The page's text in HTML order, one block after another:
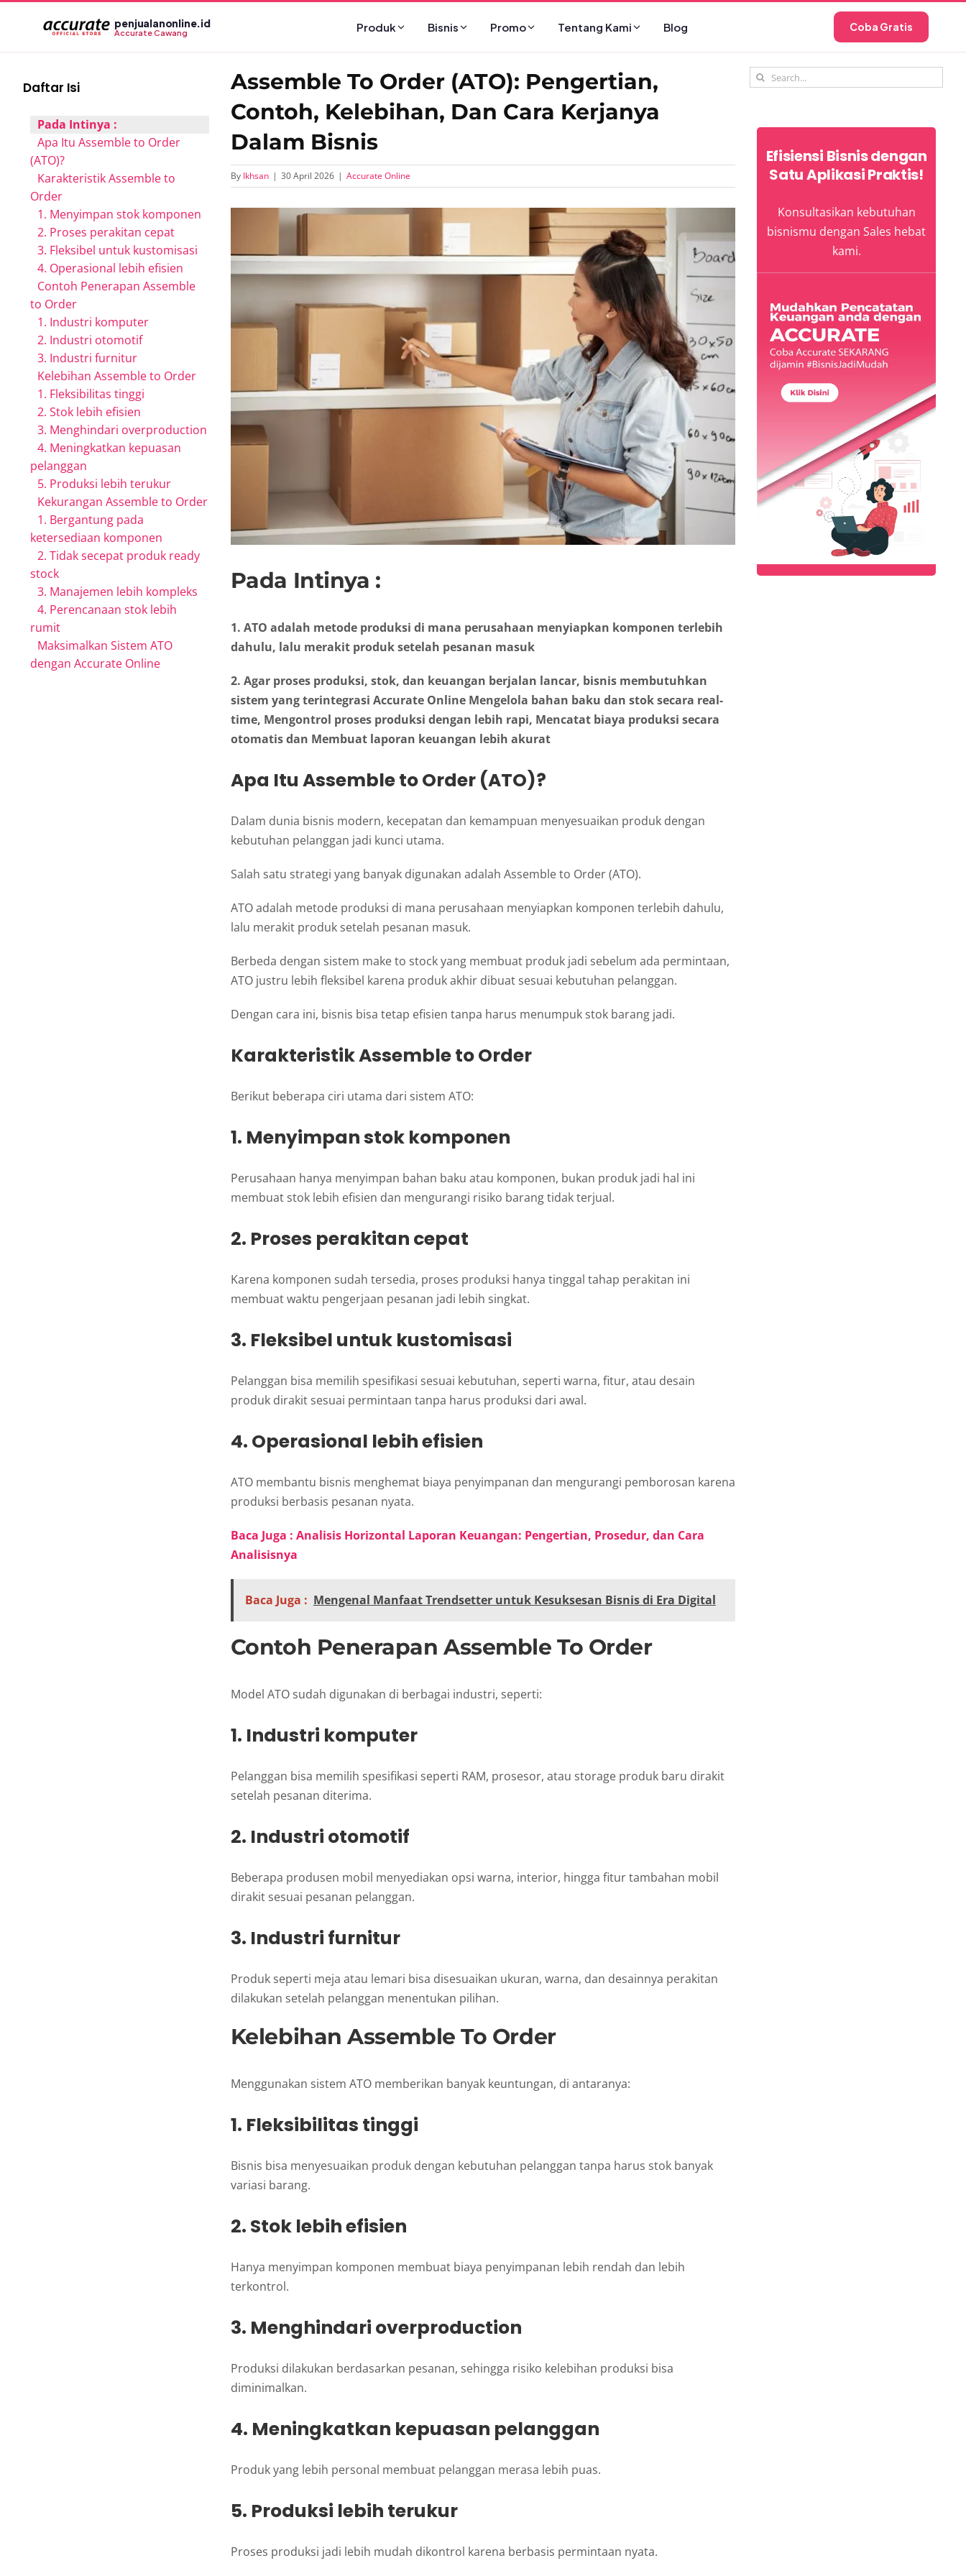
penjualanonline.id
Accurate Cawang Produk Bisnis Promo Tentang Kami Blog Coba Gratis
Assemble To Order (ATO): Pengertian,
Contoh, Kelebihan, Dan Cara Kerjanya
Dalam Bisnis
By Ikhsan | 30 April 2026 | Accurate Online
Image
Pada Intinya :
1. ATO adalah metode produksi di mana perusahaan menyiapkan komponen terlebih
dahulu, lalu merakit produk setelah pesanan masuk
2. Agar proses produksi, stok, dan keuangan berjalan lancar, bisnis membutuhkan
sistem yang terintegrasi Accurate Online Mengelola bahan baku dan stok secara real-
time, Mengontrol proses produksi dengan lebih rapi, Mencatat biaya produksi secara
otomatis dan Membuat laporan keuangan lebih akurat
Apa Itu Assemble to Order (ATO)?
Dalam dunia bisnis modern, kecepatan dan kemampuan menyesuaikan produk dengan
kebutuhan pelanggan jadi kunci utama.
Salah satu strategi yang banyak digunakan adalah Assemble to Order (ATO).
ATO adalah metode produksi di mana perusahaan menyiapkan komponen terlebih dahulu,
lalu merakit produk setelah pesanan masuk.
Berbeda dengan sistem make to stock yang membuat produk jadi sebelum ada permintaan,
ATO justru lebih fleksibel karena produk akhir dibuat sesuai kebutuhan pelanggan.
Dengan cara ini, bisnis bisa tetap efisien tanpa harus menumpuk stok barang jadi.
Karakteristik Assemble to Order
Berikut beberapa ciri utama dari sistem ATO:
1. Menyimpan stok komponen
Perusahaan hanya menyimpan bahan baku atau komponen, bukan produk jadi hal ini
membuat stok lebih efisien dan mengurangi risiko barang tidak terjual.
2. Proses perakitan cepat
Karena komponen sudah tersedia, proses produksi hanya tinggal tahap perakitan ini
membuat waktu pengerjaan pesanan jadi lebih singkat.
3. Fleksibel untuk kustomisasi
Pelanggan bisa memilih spesifikasi sesuai kebutuhan, seperti warna, fitur, atau desain
produk dirakit sesuai permintaan tanpa harus produksi dari awal.
4. Operasional lebih efisien
ATO membantu bisnis menghemat biaya penyimpanan dan mengurangi pemborosan karena
produksi berbasis pesanan nyata.
Baca Juga : Analisis Horizontal Laporan Keuangan: Pengertian, Prosedur, dan Cara
Analisisnya
Baca Juga : Mengenal Manfaat Trendsetter untuk Kesuksesan Bisnis di Era Digital
Contoh Penerapan Assemble To Order
Model ATO sudah digunakan di berbagai industri, seperti:
1. Industri komputer
Pelanggan bisa memilih spesifikasi seperti RAM, prosesor, atau storage produk baru dirakit
setelah pesanan diterima.
2. Industri otomotif
Beberapa produsen mobil menyediakan opsi warna, interior, hingga fitur tambahan mobil
dirakit sesuai pesanan pelanggan.
3. Industri furnitur
Produk seperti meja atau lemari bisa disesuaikan ukuran, warna, dan desainnya perakitan
dilakukan setelah pelanggan menentukan pilihan.
Kelebihan Assemble To Order
Menggunakan sistem ATO memberikan banyak keuntungan, di antaranya:
1. Fleksibilitas tinggi
Bisnis bisa menyesuaikan produk dengan kebutuhan pelanggan tanpa harus stok banyak
variasi barang.
2. Stok lebih efisien
Hanya menyimpan komponen membuat biaya penyimpanan lebih rendah dan lebih
terkontrol.
3. Menghindari overproduction
Produksi dilakukan berdasarkan pesanan, sehingga risiko kelebihan produksi bisa
diminimalkan.
4. Meningkatkan kepuasan pelanggan
Produk yang lebih personal membuat pelanggan merasa lebih puas.
5. Produksi lebih terukur
Proses produksi jadi lebih mudah dikontrol karena berbasis permintaan nyata.
Daftar Isi
Pada Intinya :
Apa Itu Assemble to Order
(ATO)?
Karakteristik Assemble to
Order
1. Menyimpan stok komponen
2. Proses perakitan cepat
3. Fleksibel untuk kustomisasi
4. Operasional lebih efisien
Contoh Penerapan Assemble
to Order
1. Industri komputer
2. Industri otomotif
3. Industri furnitur
Kelebihan Assemble to Order
1. Fleksibilitas tinggi
2. Stok lebih efisien
3. Menghindari overproduction
4. Meningkatkan kepuasan
pelanggan
5. Produksi lebih terukur
Kekurangan Assemble to Order
1. Bergantung pada
ketersediaan komponen
2. Tidak secepat produk ready
stock
3. Manajemen lebih kompleks
4. Perencanaan stok lebih
rumit
Maksimalkan Sistem ATO
dengan Accurate Online
Search
Efisiensi Bisnis dengan
Satu Aplikasi Praktis!
Konsultasikan kebutuhan
bisnismu dengan Sales hebat
kami.